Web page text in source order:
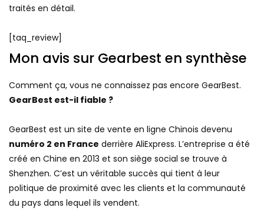
traités en détail.
[taq_review]
Mon avis sur Gearbest en synthèse
Comment ça, vous ne connaissez pas encore GearBest.
GearBest est-il fiable ?
GearBest est un site de vente en ligne Chinois devenu
numéro 2 en France derrière AliExpress. L’entreprise a été
créé en Chine en 2013 et son siège social se trouve à
Shenzhen. C’est un véritable succès qui tient à leur
politique de proximité avec les clients et la communauté
du pays dans lequel ils vendent.